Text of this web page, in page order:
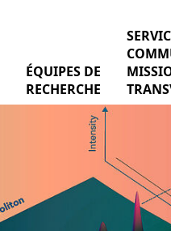
menu Laboratoire
ÉQUIPES DE
RECHERCHE
menu